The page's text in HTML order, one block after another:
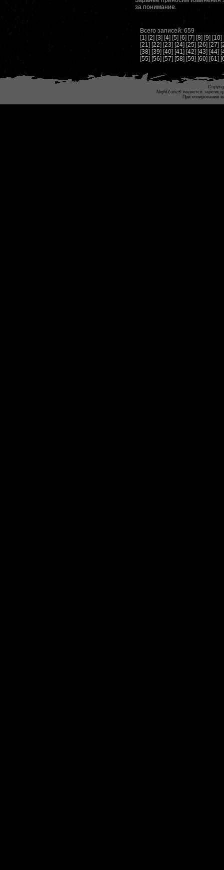
за понимание.
Всего записей: 659
[1] [2] [3] [4] [5] [6] [7] [8] [9] [10]
[21] [22] [23] [24] [25] [26] [27] [
[38] [39] [40] [41] [42] [43] [44] [
[55] [56] [57] [58] [59] [60] [61] [
NightZone® является
При копировании